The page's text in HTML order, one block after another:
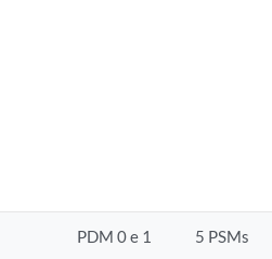
PDM 0 e 1 5 PSMs